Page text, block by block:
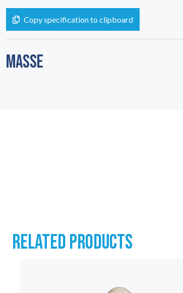
Copy specification to clipboard
MASSE
RELATED PRODUCTS